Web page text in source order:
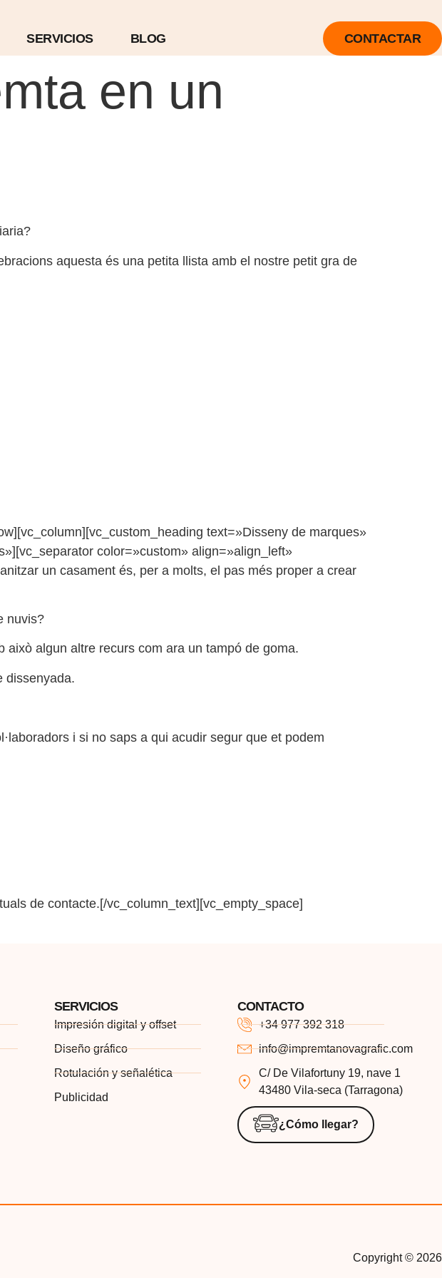
SERVICIOS BLOG CONTACTAR
en un
aquesta és una petita llista amb el nostre petit gra de
text=»Disseny de marques»
color=»custom» align=»align_left»
un casament és, per a molts, el pas més proper a crear
nuvis?
algun altre recurs com ara un tampó de goma.
dissenyada.
i si no saps a qui acudir segur que et podem
de contacte.[/vc_column_text][vc_empty_space]
SERVICIOS
Impresión digital y offset
Diseño gráfico
Rotulación y señalética
Publicidad
CONTACTO
+34 977 392 318
info@impremtanovagrafic.com
C/ De Vilafortuny 19, nave 1
43480 Vila-seca (Tarragona)
¿Cómo llegar?
Copyright © 2026